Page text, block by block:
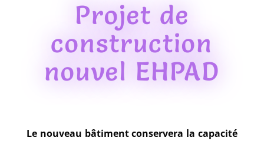
Projet de
construction
nouvel EHPAD
Le nouveau bâtiment conservera la capacité